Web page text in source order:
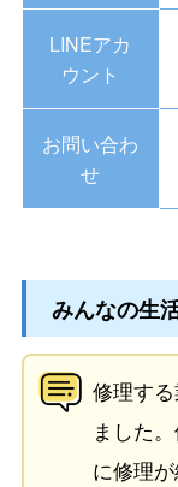
LINEアカ
ウント
お問い合わ
せ
みんなの生
修理す
ました
に修理